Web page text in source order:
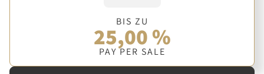
BIS ZU
25,00 %
PAY PER SALE